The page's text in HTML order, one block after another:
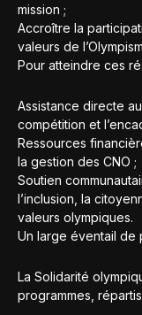
mission ;
Accroître la
valeurs de
Pour atteindre ces
Assistance directe
compétition et
Ressources
la gestion des CNO ;
Soutien
l’inclusion, la
valeurs olympiques.
Un large éventail de
La Solidarité
programmes,